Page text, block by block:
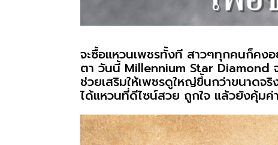
จะซื้อแหวนเพชรทั้งที สาวๆทุกคนก็คง
ตา วันนี้ Millennium Star Diamond
ช่วยเสริมให้เพชรดูใหญ่ขึ้นกว่าขนาดจ
ได้แหวนที่ดีไซน์สวย ถูกใจ แล้วยังคุ้มค่